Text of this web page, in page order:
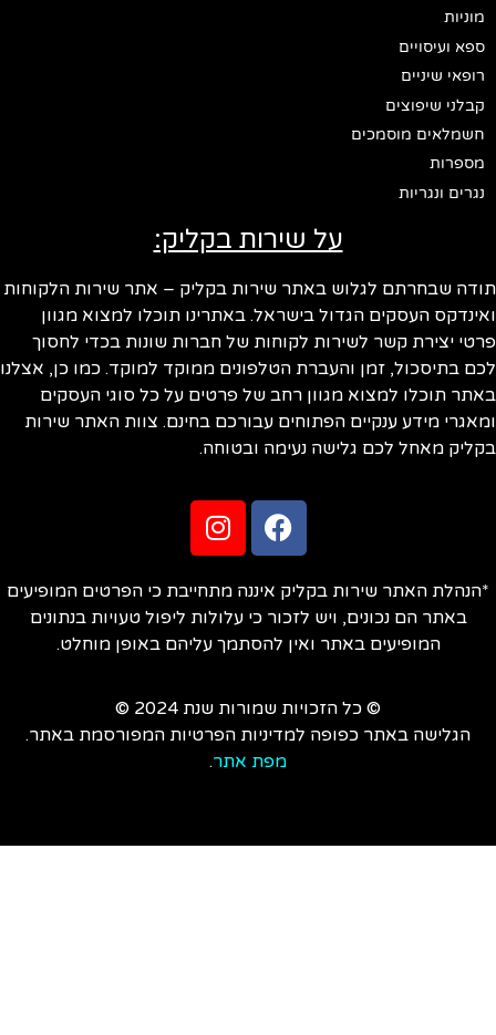
מוניות
ספא ועיסויים
רופאי שיניים
קבלני שיפוצים
חשמלאים מוסמכים
מספרות
נגרים ונגריות
על שירות בקליק:
שבחרתם לגלוש באתר שירות בקליק – אתר שירות הלקוחות
העסקים הגדול בישראל. באתרינו תוכלו למצוא מגוון
יצירת קשר לשירות לקוחות של חברות שונות בכדי לחסוך
בתיסכול, זמן והעברת הטלפונים ממוקד למוקד. כמו כן, אצלנו
תוכלו למצוא מגוון רחב של פרטים על כל סוגי העסקים
מידע ענקיים הפתוחים עבורכם בחינם. צוות האתר שירות
מאחל לכם גלישה נעימה ובטוחה.
האתר שירות בקליק איננה מתחייבת כי הפרטים המופיעים
באתר הם נכונים, ויש לזכור כי עלולות ליפול טעויות בנתונים
המופיעים באתר ואין להסתמך עליהם באופן מוחלט.
© כל הזכויות שמורות שנת 2024 ©
הגלישה באתר כפופה למדיניות הפרטיות המפורסמת באתר.
מפת אתר.